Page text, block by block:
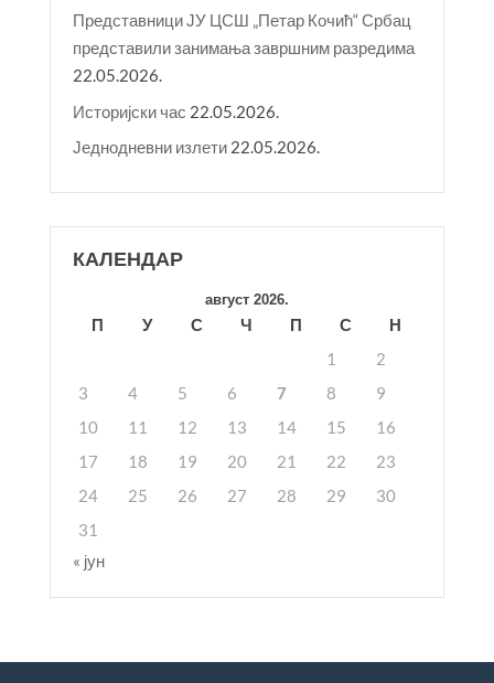
Представници ЈУ ЦСШ „Петар Кочић“ Србац
представили занимања завршним разредима
22.05.2026.
Историјски час 22.05.2026.
Једнодневни излети 22.05.2026.
КАЛЕНДАР
август 2026.
П У С Ч П С
Н
1
2
3
4 5 6 7 8
9
10
11 12 13 14 15
16
17
18 19 20 21 22
23
24
25 26 27 28 29
30
31
« јун